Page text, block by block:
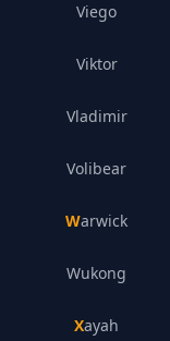
Viego
Viktor
Vladimir
Volibear
Warwick
Wukong
Xayah